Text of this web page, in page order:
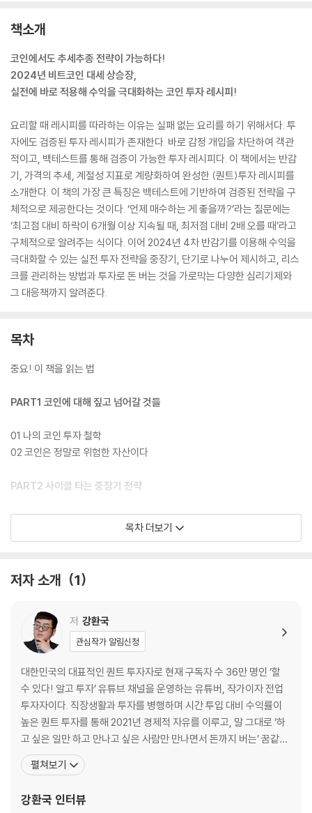
책소개
코인에서도 추세추종 전략이 가능하다!
2024년 비트코인 대세 상승장,
실전에 바로 적용해 수익을 극대화하는 코인 투자 레시피!
요리할 때 레시피를 따라하는 이유는 실패 없는 요리를 하기 위해서다. 투
자에도 검증된 투자 레시피가 존재한다. 바로 감정 개입을 차단하여 객관
적이고, 백테스트를 통해 검증이 가능한 투자 레시피다. 이 책에서는 반감
기, 가격의 추세, 계절성 지표로 계량화하여 완성한 (퀀트)투자 레시피를
소개한다. 이 책의 가장 큰 특징은 백테스트에 기반하여 검증된 전략을 구
체적으로 제공한다는 것이다. ‘언제 매수하는 게 좋을까?’라는 질문에는
‘최고점 대비 하락이 6개월 이상 지속될 때, 최저점 대비 2배 오를 때’라고
구체적으로 알려주는 식이다. 이어 2024년 4차 반감기를 이용해 수익을
극대화할 수 있는 실전 투자 전략을 중장기, 단기로 나누어 제시하고, 리스
크를 관리하는 방법과 투자로 돈 버는 것을 가로막는 다양한 심리기제와
그 대응책까지 알려준다.
목차
중요! 이 책을 읽는 법
PART1 코인에 대해 짚고 넘어갈 것들
01 나의 코인 투자 철학
02 코인은 정말로 위험한 자산이다
PART2 사이클 타는 중장기 전략
03 반감기 개념부터 탑재하라
07 코인 in 자산배분 전략
PART3 짧게 승부 보는 단기 전략
08 상승장에만 투자하라
09 리스크 관리
10 소형 코인 효과
11 시장과 개별 코인을 동시에 추종하는 듀얼 모멘텀 전략
12 듀얼 모멘텀 전략의 실행
13 짧게 수익 얻고 빨리 되파는 변동성 돌파 전략
14 비트코인의 계절성 전략
15 중장기, 단기 전략 요약
목차 더보기
저자 소개 1
저 강환국
관심작가 알림신청
대한민국의 대표적인 퀀트 투자자로 현재 구독자 수 36만 명인 ‘할
수 있다! 알고 투자’ 유튜브 채널을 운영하는 유튜버, 작가이자 전업
투자자이다. 직장생활과 투자를 병행하며 시간 투입 대비 수익률이
높은 퀀트 투자를 통해 2021년 경제적 자유를 이루고, 말 그대로 ‘하
고 싶은 일만 하고 만나고 싶은 사람만 만나면서 돈까지 버는’ 꿈같은
인생을 살고 있다. 독일 함부르크대학교를 졸업했으며 CFA(공인재
무분석가)와 CAIA(공인대체투자분석가) 자격증을 취득했다. 파이
펼쳐보기
강환국 인터뷰